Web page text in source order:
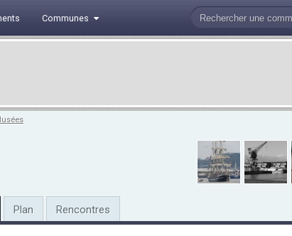
Communes
Plan Rencontres